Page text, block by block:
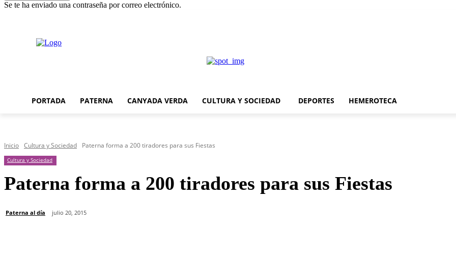
Se te ha enviado una contraseña por correo electrónico.
PORTADA PATERNA CANYADA VERDA CULTURA Y SOCIEDAD DEPORTES HEMEROTECA
Inicio Cultura y Sociedad Paterna forma a 200 tiradores para sus Fiestas
Cultura y Sociedad
Paterna forma a 200 tiradores para sus Fiestas
Paterna al día julio 20, 2015